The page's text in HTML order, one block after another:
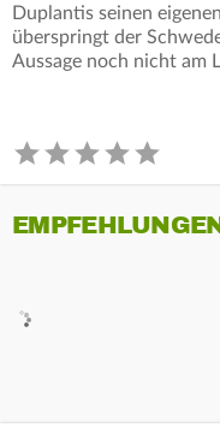
Duplantis seinen
überspringt der
Aussage noch nicht am